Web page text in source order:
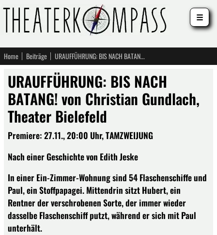
Home Beiträge URAUFFÜHRUNG: BIS NACH BATANG! von Christian Gundlach, Theater Bielefeld
URAUFFÜHRUNG: BIS NACH
BATANG! von Christian Gundlach,
Theater Bielefeld
Premiere: 27.11., 20:00 Uhr, TAMZWEIJUNG
Nach einer Geschichte von Edith Jeske
In einer Ein-Zimmer-Wohnung sind 54 Flaschenschiffe und
Paul, ein Stoffpapagei. Mittendrin sitzt Hubert, ein
Rentner der verschrobenen Sorte, der immer wieder
dasselbe Flaschenschiff putzt, während er sich mit Paul
unterhält.
☰